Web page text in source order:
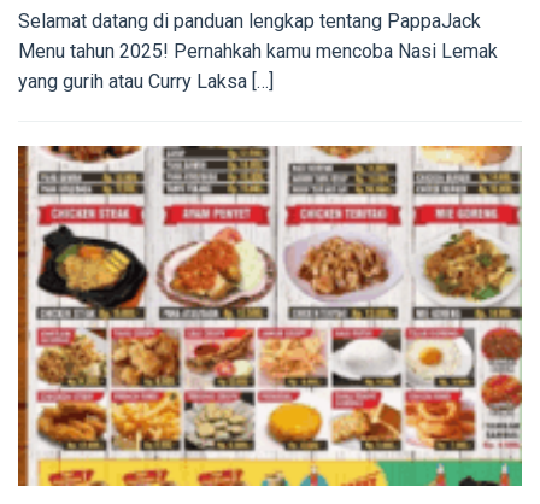
Selamat datang di panduan lengkap tentang PappaJack
Menu tahun 2025! Pernahkah kamu mencoba Nasi Lemak
yang gurih atau Curry Laksa […]